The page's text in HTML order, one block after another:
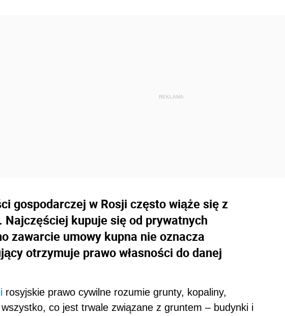
gospodarczej w Rosji często wiąże się z
kupuje się od prywatnych
zawarcie umowy kupna nie oznacza
otrzymuje prawo własności do danej
rosyjskie prawo cywilne rozumie grunty, kopaliny,
co jest trwale związane z gruntem – budynki i